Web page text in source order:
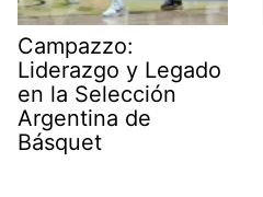
Campazzo:
Liderazgo y Legado
en la Selección
Argentina de
Básquet